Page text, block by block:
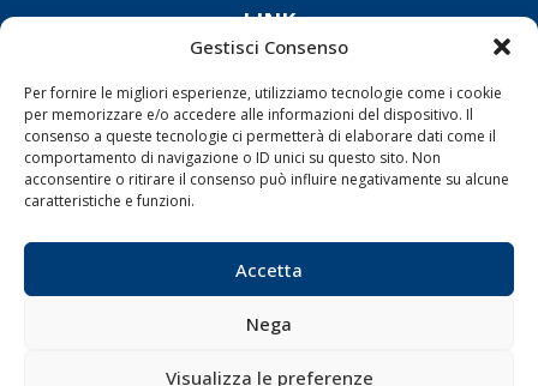
Gestisci Consenso
Per fornire le migliori esperienze, utilizziamo tecnologie come i cookie
per memorizzare e/o accedere alle informazioni del dispositivo. Il
consenso a queste tecnologie ci permetterà di elaborare dati come il
comportamento di navigazione o ID unici su questo sito. Non
acconsentire o ritirare il consenso può influire negativamente su alcune
caratteristiche e funzioni.
Accetta
Nega
Visualizza le preferenze
LINK
Shipping
Porti/Interporti
Trasporti
Varie
Compagnie di Navigazione
Blue economy
Diporto
Chi siamo